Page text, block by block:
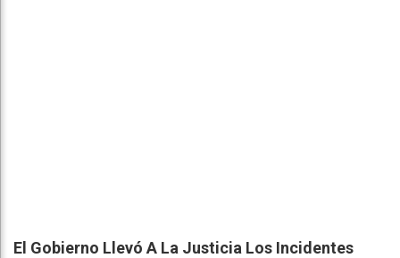
El Gobierno Llevó A La Justicia Los Incidentes